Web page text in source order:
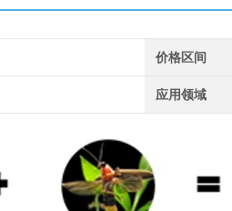
价格区间
应用领域